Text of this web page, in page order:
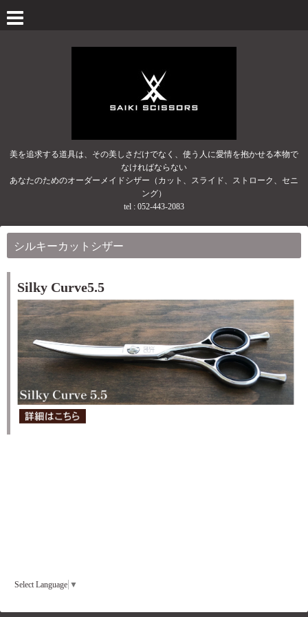
美を追求する道具は、その美しさだけでなく、使う人に愛情を抱かせる本物で
なければならない
あなたのためのオーダーメイドシザー（カット、スライド、ストローク、セニ
ング）
tel : 052-443-2083
シルキーカットシザー
Silky Curve5.5
Select Language ▼